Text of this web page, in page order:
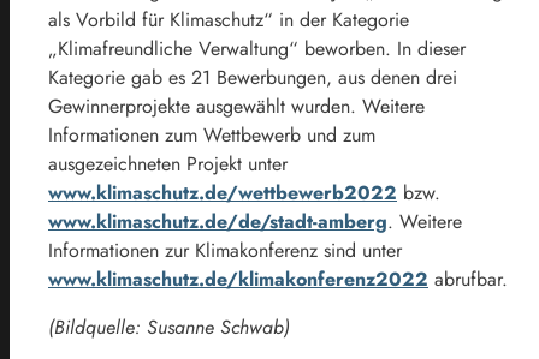
als Vorbild für Klimaschutz“ in der Kategorie
„Klimafreundliche Verwaltung“ beworben. In dieser
Kategorie gab es 21 Bewerbungen, aus denen drei
Gewinnerprojekte ausgewählt wurden. Weitere
Informationen zum Wettbewerb und zum
ausgezeichneten Projekt unter
www.klimaschutz.de/wettbewerb2022 bzw.
www.klimaschutz.de/de/stadt-amberg. Weitere
Informationen zur Klimakonferenz sind unter
www.klimaschutz.de/klimakonferenz2022 abrufbar.
(Bildquelle: Susanne Schwab)